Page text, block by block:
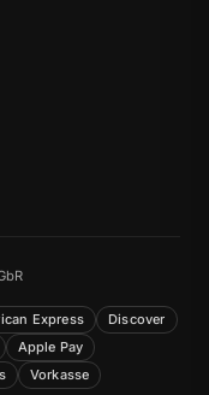
Express
Discover
Apple Pay
Vorkasse